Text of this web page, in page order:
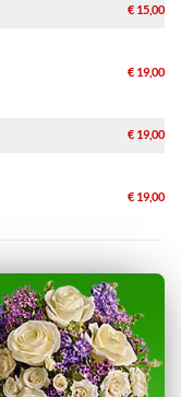
€ 15,00
€ 19,00
€ 19,00
€ 19,00